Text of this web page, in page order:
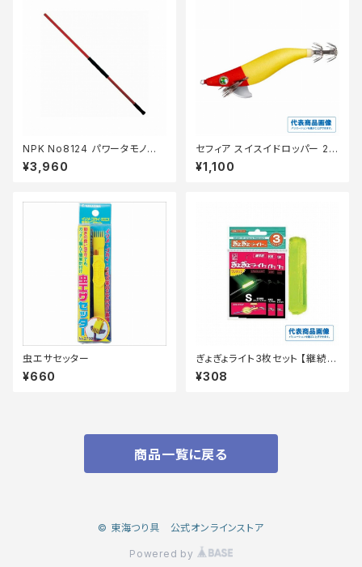
NPK No8124 パワータモノエ 1
50センチ
¥3,960
セフィア スイスイドロッパー 2.5
号 QS-Z25Y アカミドリ 001
¥1,100
虫エサセッター
¥660
ぎょぎょライト3枚セット 【継続セ
ール_装備】
¥308
商品一覧に戻る
© 東海つり具 公式オンラインストア
Powered by